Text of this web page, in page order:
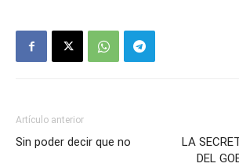
Artículo anterior
Sin poder decir que no
LA
DEL